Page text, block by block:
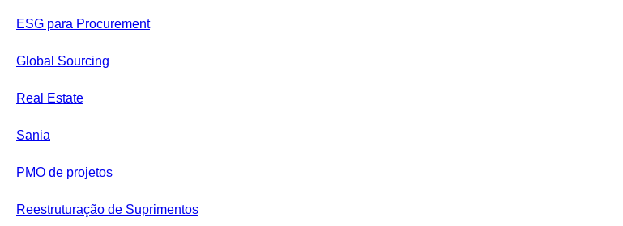
ESG para Procurement
Global Sourcing
Real Estate
Sania
PMO de projetos
Reestruturação de Suprimentos